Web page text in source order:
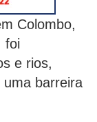
Colombo,
foi
e rios,
uma barreira